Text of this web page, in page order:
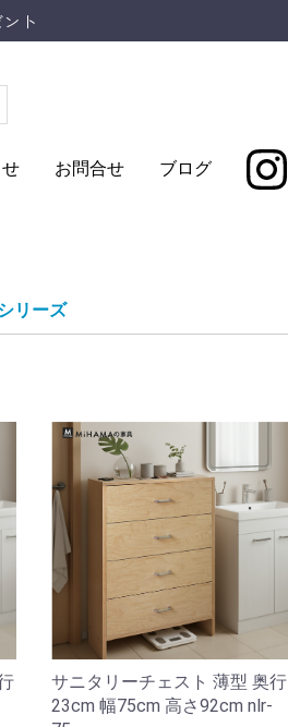
ト
お問合せ ブログ
リーズ
サニタリーチェスト 薄型 奥行
23cm 幅75cm 高さ92cm nlr-